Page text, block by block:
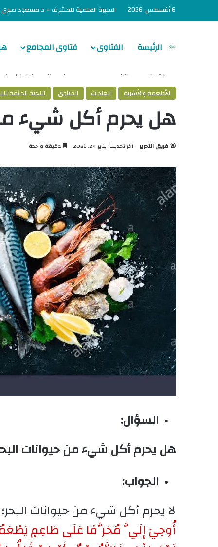
6 أغسطس، 2026 السيرة العلمية للمشرف – د.مسعود صبري
الرئيسة الفتاوى فتاوى المجامع
الرئيسية الفتاوى الأطعمة والأشربة
هل يحرم
الأطعمة والأشربة
العادات الفتاوى اللجنة الدائمة
هل يحرم أكل شيء من
فريق التحرير آخر تحديث: يناير 24, 2021 دقيقة واحدة
السؤال:
هل يحرم أكل شيء من حيوانات
الجواب:
لا يحرم أكل شيء من حيوانات
أُوحِيَ إِلَيَّ مُحَرَّمًا عَلَى طَاعِمٍ